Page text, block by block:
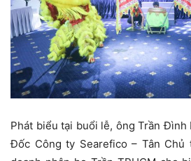
Phát biểu tại buổi lễ, ông Trần Đình
Đốc Công ty Searefico – Tân Chủ